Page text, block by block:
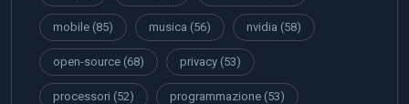
mobile (85) musica (56) nvidia (58)
open-source (68) privacy (53)
processori (52) programmazione (53)